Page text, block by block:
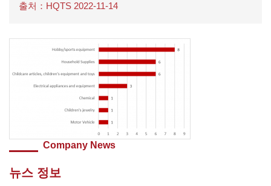
출처：HQTS 2022-11-14
Company News
뉴스 정보